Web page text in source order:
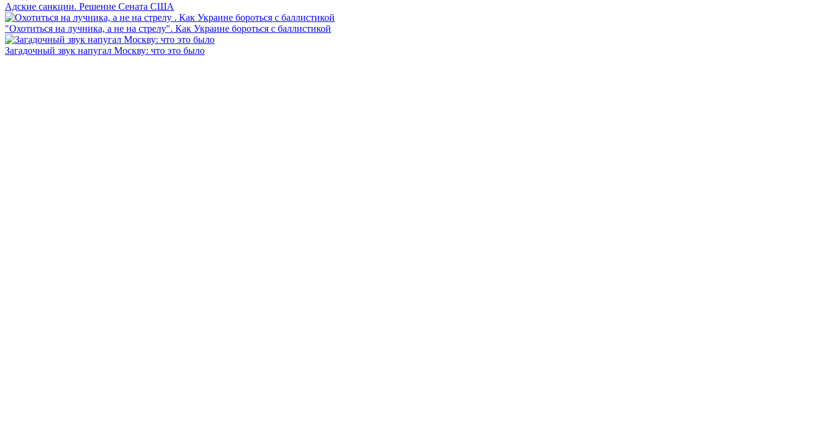
Адские санкции. Решение Сената США
"Охотиться на лучника, а не на стрелу". Как Украине бороться с баллистикой
Загадочный звук напугал Москву: что это было